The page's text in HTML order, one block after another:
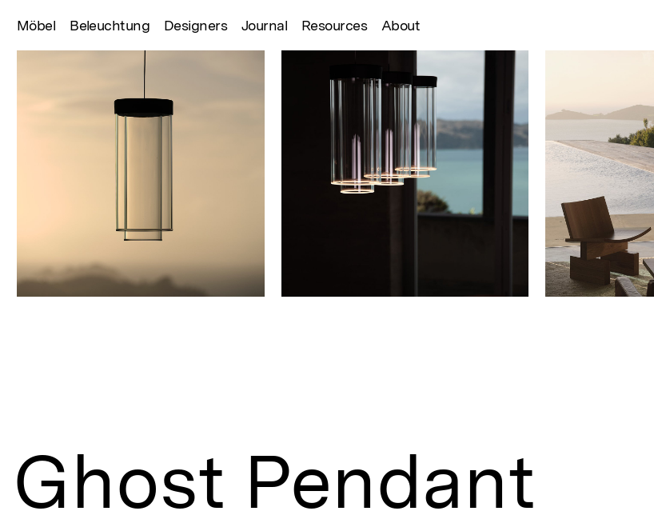
Möbel Beleuchtung Designers Journal Resources About
Ghost Pendant